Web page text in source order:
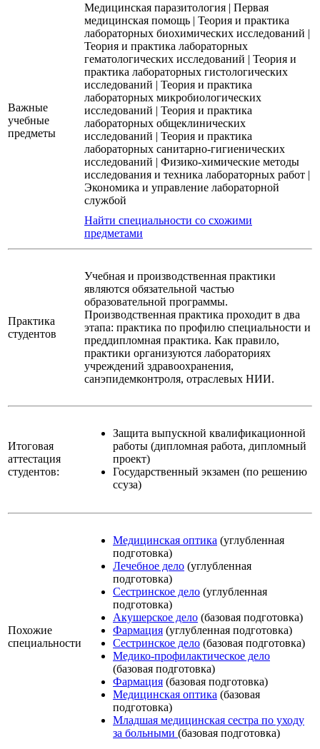
Важные
учебные
предметы
Медицинская паразитология | Первая
медицинская помощь | Теория и практика
лабораторных биохимических исследований |
Теория и практика лабораторных
гематологических исследований | Теория и
практика лабораторных гистологических
исследований | Теория и практика
лабораторных микробиологических
исследований | Теория и практика
лабораторных общеклинических
исследований | Теория и практика
лабораторных санитарно-гигиенических
исследований | Физико-химические методы
исследования и техника лабораторных работ |
Экономика и управление лабораторной
службой
Найти специальности со схожими
предметами
Практика
студентов
Учебная и производственная практики
являются обязательной частью
образовательной программы.
Производственная практика проходит в два
этапа: практика по профилю специальности и
преддипломная практика. Как правило,
практики организуются лабораториях
учреждений здравоохранения,
санэпидемконтроля, отраслевых НИИ.
Итоговая
аттестация
студентов:
Защита выпускной квалификационной
работы (дипломная работа, дипломный
проект)
Государственный экзамен (по решению
ссуза)
Похожие
специальности
Медицинская оптика (углубленная
подготовка)
Лечебное дело (углубленная
подготовка)
Сестринское дело (углубленная
подготовка)
Акушерское дело (базовая подготовка)
Фармация (углубленная подготовка)
Сестринское дело (базовая подготовка)
Медико-профилактическое дело
(базовая подготовка)
Фармация (базовая подготовка)
Медицинская оптика (базовая
подготовка)
Младшая медицинская сестра по уходу
за больными (базовая подготовка)